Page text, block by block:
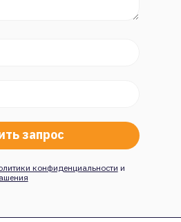
конфиденциальности и